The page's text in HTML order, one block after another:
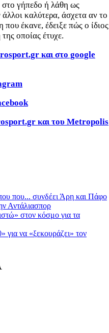
γήπεδο ή λάθη ως
καλύτερα, άσχετα αν το
έκανε, έδειξε πώς ο ίδιος
οποίας έτυχε.
και στο google
και του Metropolis
που... συνδέει Άρη και Πάφο
Αντάλιασπορ
στον κόσμο για τα
για να «ξεκουράζει» τον